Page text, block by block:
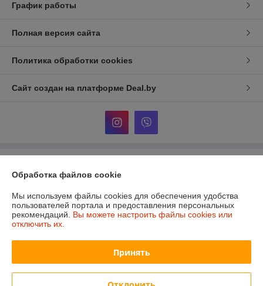
График работы
Полная версия сайта
Политика обработки cookies
Сайт создан на платформе Deal.by
г. Минск, ул. Тимирязева, д. 114, корпус 8, павильон 24172046
Регистрационный номер ЕГР: 193839904
Регистрационный орган: Минский городской исполнительный комитет
Обработка файлов cookie
Мы используем файлы cookies для обеспечения удобства
пользователей портала и предоставления персональных
рекомендаций. Вы можете настроить файлы cookies или
отключить их.
Принять